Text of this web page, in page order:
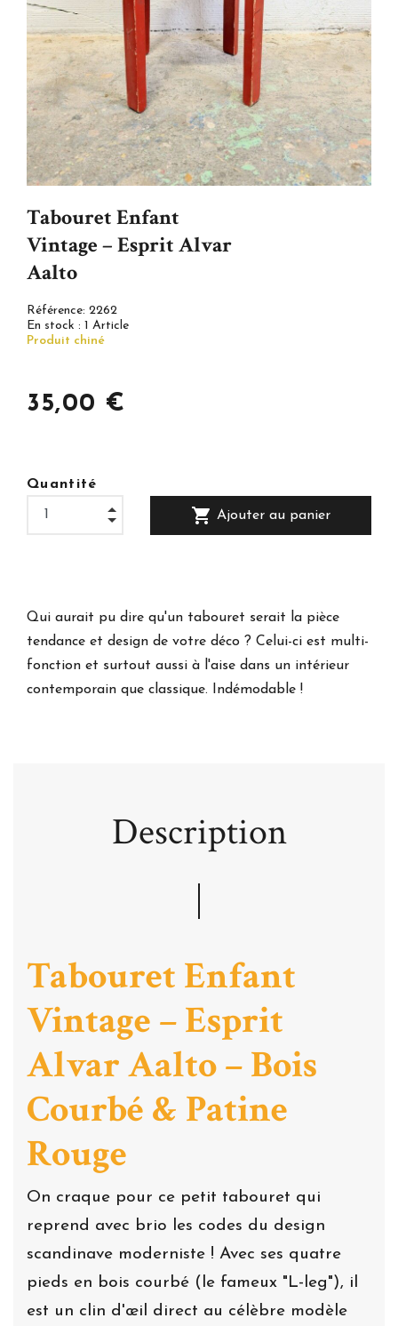
Tabouret Enfant
Vintage – Esprit Alvar
Aalto
Référence: 2262
En stock : 1 Article
Produit chiné
35,00 €
Quantité
shopping_cart Ajouter au panier
Qui aurait pu dire qu'un tabouret serait la pièce
tendance et design de votre déco ? Celui-ci est multi-
fonction et surtout aussi à l'aise dans un intérieur
contemporain que classique. Indémodable !
Description
Tabouret Enfant
Vintage – Esprit
Alvar Aalto – Bois
Courbé & Patine
Rouge
On craque pour ce petit tabouret qui
reprend avec brio les codes du design
scandinave moderniste ! Avec ses quatre
pieds en bois courbé (le fameux "L-leg"), il
est un clin d'œil direct au célèbre modèle